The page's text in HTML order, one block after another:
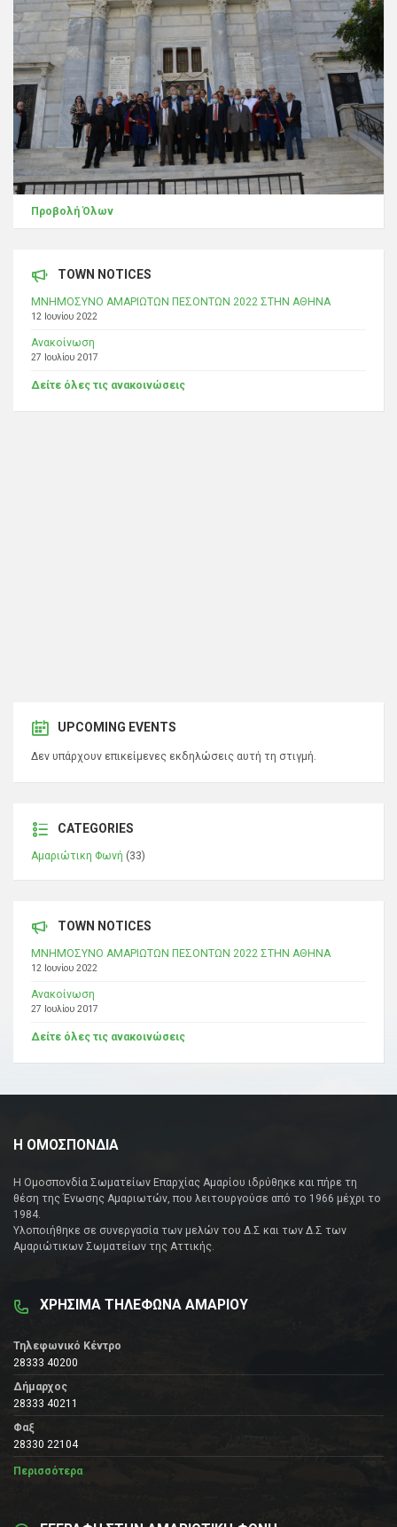
Προβολή Όλων
TOWN NOTICES
ΜΝΗΜΟΣΥΝΟ ΑΜΑΡΙΩΤΩΝ ΠΕΣΟΝΤΩΝ 2022 ΣΤΗΝ ΑΘΗΝΑ
12 Ιουνίου 2022
Ανακοίνωση
27 Ιουλίου 2017
Δείτε όλες τις ανακοινώσεις
UPCOMING EVENTS
Δεν υπάρχουν επικείμενες εκδηλώσεις αυτή τη στιγμή.
CATEGORIES
Αμαριώτικη Φωνή (33)
TOWN NOTICES
ΜΝΗΜΟΣΥΝΟ ΑΜΑΡΙΩΤΩΝ ΠΕΣΟΝΤΩΝ 2022 ΣΤΗΝ ΑΘΗΝΑ
12 Ιουνίου 2022
Ανακοίνωση
27 Ιουλίου 2017
Δείτε όλες τις ανακοινώσεις
Η ΟΜΟΣΠΟΝΔΙΑ
Η Ομοσπονδία Σωματείων Επαρχίας Αμαρίου ιδρύθηκε και πήρε τη
θέση της Ένωσης Αμαριωτών, που λειτουργούσε από το 1966 μέχρι το
1984.
Υλοποιήθηκε σε συνεργασία των μελών του Δ.Σ και των Δ.Σ των
Αμαριώτικων Σωματείων της Αττικής.
ΧΡΗΣΙΜΑ ΤΗΛΕΦΩΝΑ ΑΜΑΡΙΟΥ
Τηλεφωνικό Κέντρο
28333 40200
Δήμαρχος
28333 40211
Φαξ
28330 22104
Περισσότερα